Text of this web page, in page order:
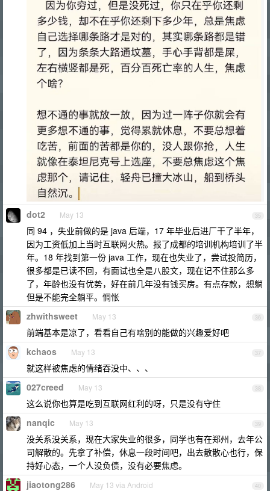
35
dot2 May 13
同 94 ，失业前做的是 java 后端，17 年毕业后进厂干了半年，
因为工资低加上当时互联网火热。报了成都的培训机构培训了半
年。18 年找到第一份 java 工作，现在也失业了，尝试投简历，
很多都是已读不回，有面试也全是八股文，现在记不住那么多
了，年龄也没有优势，好在前几年没有钱买房。有点存款，想躺
但是不能完全躺平。惆怅
36
zhwithsweet May 13
前端基本是凉了，看看自己有啥别的能做的兴趣爱好吧
37
kchaos May 13
就这样被焦虑的情绪吞没中、、、
38
027creed May 13
这么说你也算是吃到互联网红利的呀，只是没有守住
39
nanqic May 13
没关系没关系，现在大家失业的很多，同学也有在郑州，去年公
司解散的。先拿了补偿，休息一段时间吧，出去散散心也行，保
持好心态，一个人没负债，没有必要焦虑。
40
jiaotong286 May 13 via Android